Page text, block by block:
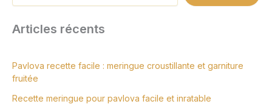
Articles récents
Pavlova recette facile : meringue croustillante et garniture
fruitée
Recette meringue pour pavlova facile et inratable